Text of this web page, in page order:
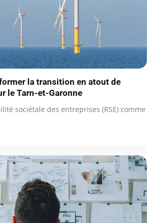
la transition en atout de
le Tarn-et-Garonne
sociétale des entreprises (RSE) comme